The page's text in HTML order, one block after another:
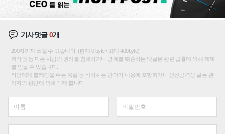
기사댓글0개
200자까지 쓰실 수 있습니다. (현재 0 byte / 최대 400byte)
저작권 등 다른 사람의 권리를 침해하거나 명예를 훼손하는 댓글은 관련 법률에 의해 제재
를 받을 수 있습니다.
타인에게 불쾌감을 주는 욕설 등 비하하는 단어가 내용에 포함되거나 인신공격성 글은 관
리자의 판단에 의해 삭제 합니다.